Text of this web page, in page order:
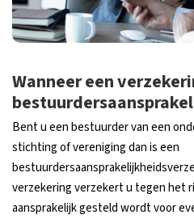
Wanneer een
Bent u een bestuurder van een
stichting of vereniging dan is een
verzekering verzekert u tegen het
aansprakelijk gesteld wordt voor